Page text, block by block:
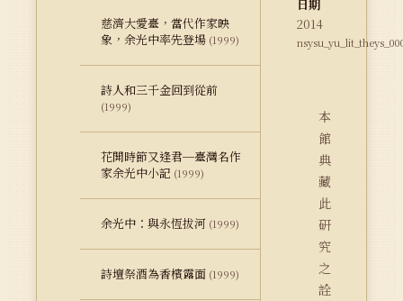
慈濟大愛臺，當代作家映
象，余光中率先登場 (1999)
詩人和三千金回到從前
(1999)
花開時節又逢君─臺灣名作
家余光中小記 (1999)
余光中：與永恆拔河 (1999)
詩壇祭酒為香檳露面 (1999)
日期
2014
本
館
典
藏
此
研
究
之
詮